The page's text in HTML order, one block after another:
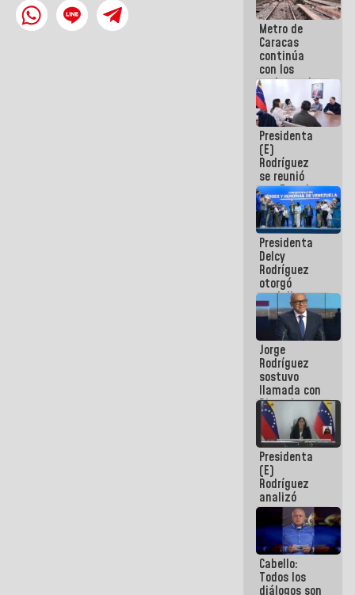
Metro de
Caracas
continúa
con los
trabajos de
mantenimiento
e inspección
en la Línea 2
Presidenta
(E)
Rodríguez
se reunió
con Estado
Mayor
Eléctrico
para
abordar
planes de
acción
Presidenta
Delcy
Rodríguez
otorgó
medalla
"Héroe de
Venezuela"
a servidores
públicos
Jorge
Rodríguez
sostuvo
llamada con
Dinorah
Figuera y
acuerdan
primer
encuentro
presencial
para el
diálogo
Presidenta
(E)
Rodríguez
analizó
junto a
gobernadores
planes de
recuperación
del Sistema
Eléctrico
Cabello:
Todos los
diálogos son